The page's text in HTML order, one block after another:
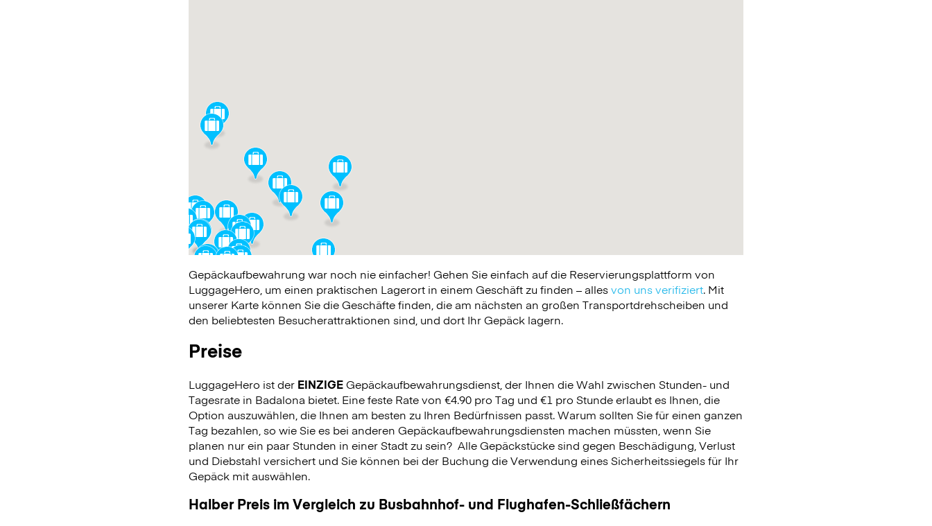
Gepäckaufbewahrung war noch nie einfacher! Gehen Sie einfach auf die Reservierungsplattform von
LuggageHero, um einen praktischen Lagerort in einem Geschäft zu finden – allesvon uns verifiziert. Mit
unserer Karte können Sie die Geschäfte finden, die am nächsten an großen Transportdrehscheiben und
den beliebtesten Besucherattraktionen sind, und dort Ihr Gepäck lagern.
Preise
LuggageHero ist der EINZIGEGepäckaufbewahrungsdienst, der Ihnen die Wahl zwischen Stunden- und
Tagesrate in Badalona bietet. Eine feste Rate von €4.90 pro Tag und €1 pro Stunde erlaubt es Ihnen, die
Option auszuwählen, die Ihnen am besten zu Ihren Bedürfnissen passt. Warum sollten Sie für einen ganzen
Tag bezahlen, so wie Sie es bei anderen Gepäckaufbewahrungsdiensten machen müssten, wenn Sie
planen nur ein paar Stunden in einer Stadt zu sein? Alle Gepäckstücke sind gegen Beschädigung, Verlust
und Diebstahl versichert und Sie können bei der Buchung die Verwendung eines Sicherheitssiegels für Ihr
Gepäck mit auswählen.
Halber Preis im Vergleich zu Busbahnhof- und Flughafen-Schließfächern